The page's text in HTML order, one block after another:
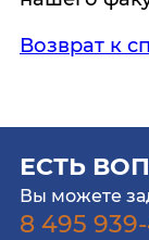
Возврат к
ЕСТЬ
Вы можете
8 495